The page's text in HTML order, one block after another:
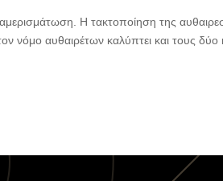
Η τακτοποίηση της
νόμο αυθαιρέτων καλύπτει και τους δύο